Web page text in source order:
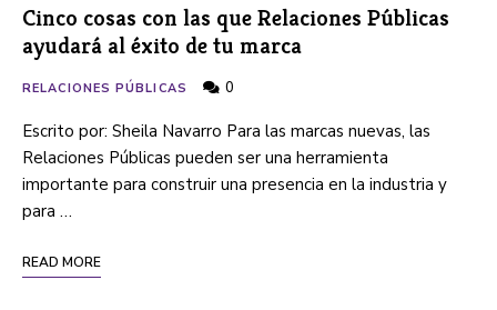
Cinco cosas con las que Relaciones Públicas
ayudará al éxito de tu marca
RELACIONES PÚBLICAS 0
Escrito por: Sheila Navarro Para las marcas nuevas, las
Relaciones Públicas pueden ser una herramienta
importante para construir una presencia en la industria y
para …
READ MORE